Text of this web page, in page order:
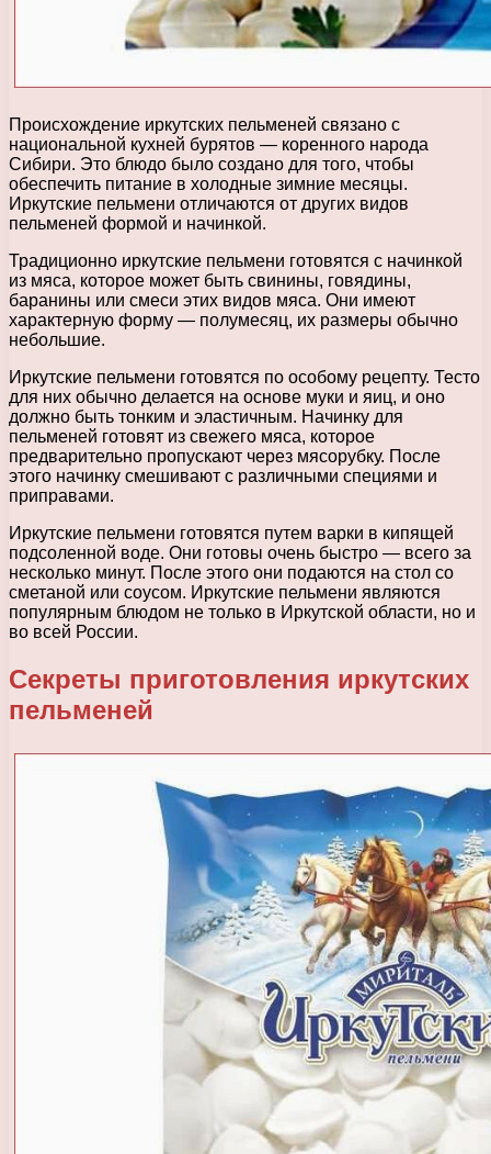
Происхождение иркутских пельменей связано с
национальной кухней бурятов — коренного народа
Сибири. Это блюдо было создано для того, чтобы
обеспечить питание в холодные зимние месяцы.
Иркутские пельмени отличаются от других видов
пельменей формой и начинкой.
Традиционно иркутские пельмени готовятся с начинкой
из мяса, которое может быть свинины, говядины,
баранины или смеси этих видов мяса. Они имеют
характерную форму — полумесяц, их размеры обычно
небольшие.
Иркутские пельмени готовятся по особому рецепту. Тесто
для них обычно делается на основе муки и яиц, и оно
должно быть тонким и эластичным. Начинку для
пельменей готовят из свежего мяса, которое
предварительно пропускают через мясорубку. После
этого начинку смешивают с различными специями и
приправами.
Иркутские пельмени готовятся путем варки в кипящей
подсоленной воде. Они готовы очень быстро — всего за
несколько минут. После этого они подаются на стол со
сметаной или соусом. Иркутские пельмени являются
популярным блюдом не только в Иркутской области, но и
во всей России.
Секреты приготовления иркутских
пельменей